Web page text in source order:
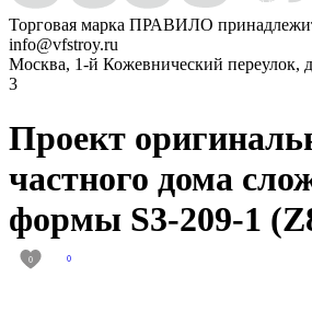
Торговая марка ПРАВИЛО
info@vfstroy.ru
Москва, 1-й Кожевнический переулок,
3
Проект
частного дома
формы S3-209-1
0 0